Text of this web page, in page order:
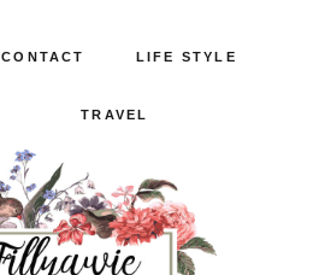
CONTACT LIFE STYLE
TRAVEL